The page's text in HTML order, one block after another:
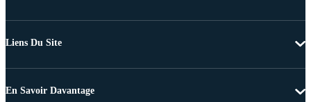
Liens Du Site
En Savoir Davantage